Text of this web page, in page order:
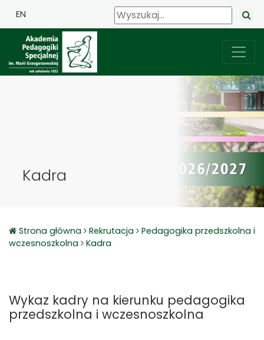
EN
Kadra
Strona główna Rekrutacja
Pedagogika przedszkolna i
wczesnoszkolna
Kadra
Wykaz kadry na kierunku pedagogika
przedszkolna i wczesnoszkolna